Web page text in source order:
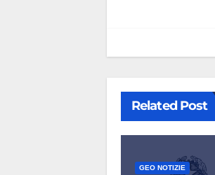
Related Post
GEO NOTIZIE